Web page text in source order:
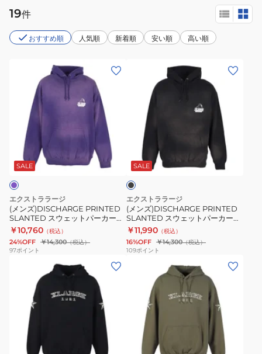
19件
おすすめ順 人気順 新着順 安い順 高い順
ズ)DISCHARGE
PRINTED
SLANTED
ェ
ッ
ト
パ
ー
カ
ー
101254012011-
PURPLE
SALE
エクストララージ
(メンズ)DISCHARGE PRINTED
SLANTED スウェットパーカー
101254012011-PURPLE
￥10,760 （税込）
24%OFF ￥14,300（税込）
97ポイント
ズ)DISCHARGE
PRINTED
SLANTED
ェ
ッ
ト
パ
ー
カ
ー
101254012011-
SALE
ブ
ラ
ッ
エクストララージ
(メンズ)DISCHARGE PRINTED
SLANTED スウェットパーカー
101254012011-BLACK
￥11,990 （税込）
16%OFF ￥14,300（税込）
109ポイント
ズ)1991
ズ)1991
オ